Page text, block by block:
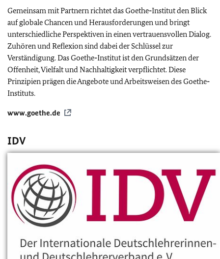
Gemeinsam mit Partnern richtet das Goethe-Institut den Blick
auf globale Chancen und Herausforderungen und bringt
unterschiedliche Perspektiven in einen vertrauensvollen Dialog.
Zuhören und Reflexion sind dabei der Schlüssel zur
Verständigung. Das Goethe-Institut ist den Grundsätzen der
Offenheit, Vielfalt und Nachhaltigkeit verpflichtet. Diese
Prinzipien prägen die Angebote und Arbeitsweisen des Goethe-
Instituts.
www.goethe.de
IDV